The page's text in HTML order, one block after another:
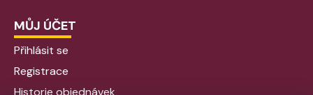
MŮJ ÚČET
Přihlásit se
Registrace